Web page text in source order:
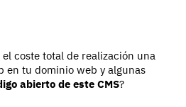
coste total de realización una
en tu dominio web y algunas
abierto de este CMS?